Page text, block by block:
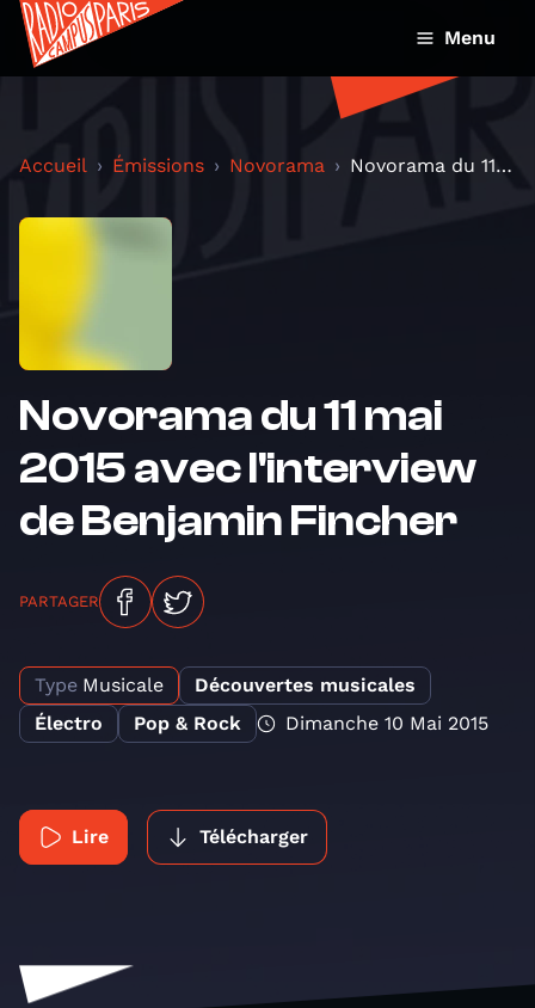
Menu
Accueil Émissions Novorama Novorama du 11 mai 2015 avec l'interview de Benjam...
Novorama du 11 mai
2015 avec l'interview
de Benjamin Fincher
PARTAGER
Type Musicale
Découvertes musicales
Électro
Pop & Rock Dimanche 10 Mai 2015
Lire Télécharger